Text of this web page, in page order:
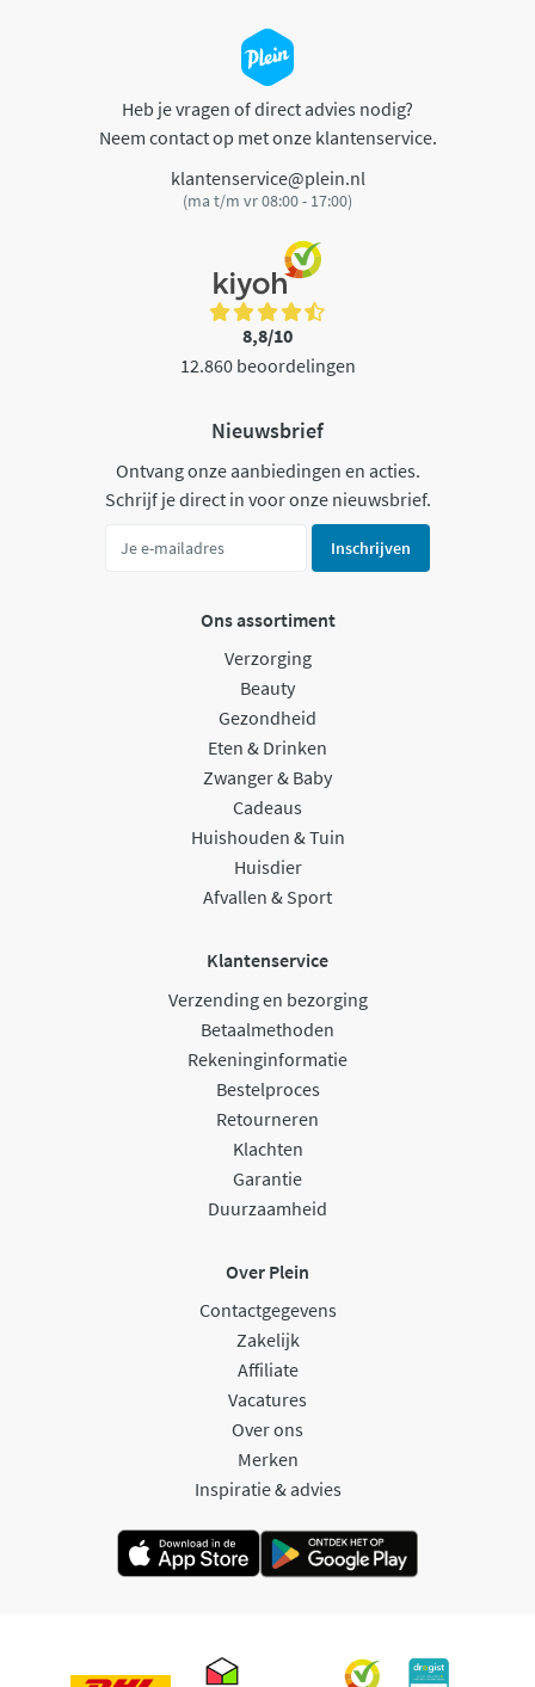
Heb je vragen of direct advies nodig?
Neem contact op met onze klantenservice.
klantenservice@plein.nl
(ma t/m vr 08:00 - 17:00)
8,8/10
12.860 beoordelingen
Nieuwsbrief
Ontvang onze aanbiedingen en acties.
Schrijf je direct in voor onze nieuwsbrief.
Inschrijven
Ons assortiment
Verzorging
Beauty
Gezondheid
Eten & Drinken
Zwanger & Baby
Cadeaus
Huishouden & Tuin
Huisdier
Afvallen & Sport
Klantenservice
Verzending en bezorging
Betaalmethoden
Rekeninginformatie
Bestelproces
Retourneren
Klachten
Garantie
Duurzaamheid
Over Plein
Contactgegevens
Zakelijk
Affiliate
Vacatures
Over ons
Merken
Inspiratie & advies